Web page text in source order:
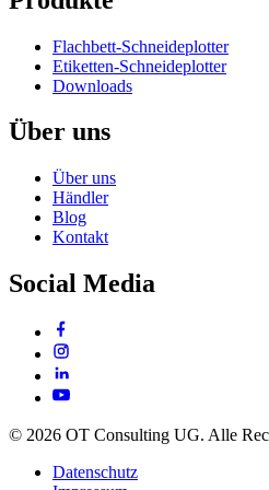
Flachbett-Schneideplotter
Etiketten-Schneideplotter
Downloads
Über uns
Über uns
Händler
Blog
Kontakt
Social Media
© 2026 OT Consulting UG. Alle
Datenschutz